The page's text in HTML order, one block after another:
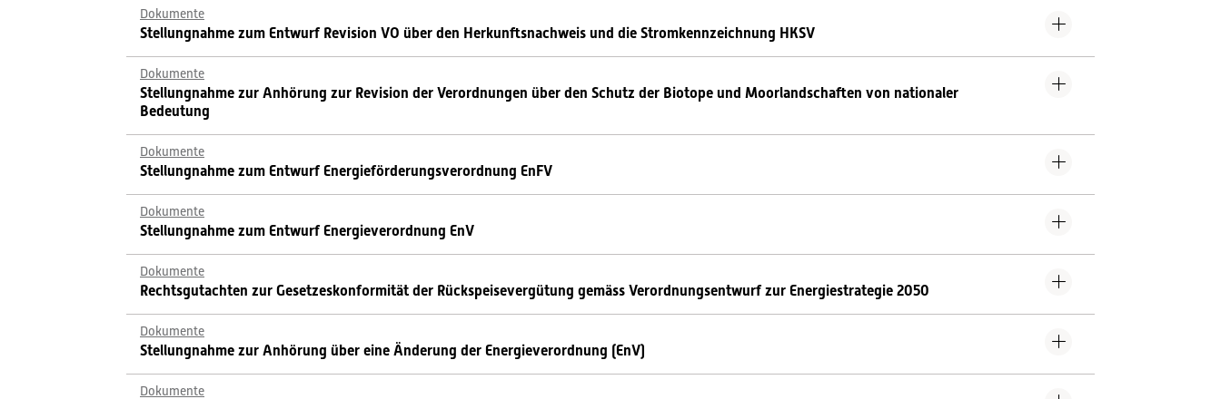
Dokumente
Stellungnahme zum Entwurf Revision VO über den Herkunftsnachweis und die Stromkennzeichnung HKSV
Dokumente
Stellungnahme zur Anhörung zur Revision der Verordnungen über den Schutz der Biotope und Moorlandschaften von nationaler
Bedeutung
Dokumente
Stellungnahme zum Entwurf Energieförderungsverordnung EnFV
Dokumente
Stellungnahme zum Entwurf Energieverordnung EnV
Dokumente
Rechtsgutachten zur Gesetzeskonformität der Rückspeisevergütung gemäss Verordnungsentwurf zur Energiestrategie 2050
Dokumente
Stellungnahme zur Anhörung über eine Änderung der Energieverordnung (EnV)
Dokumente